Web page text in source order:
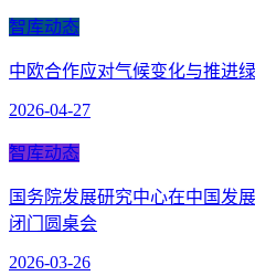
智库动态
中欧合作应对气候变化与推进
2026-04-27
智库动态
国务院发展研究中心在中国发
闭门圆桌会
2026-03-26